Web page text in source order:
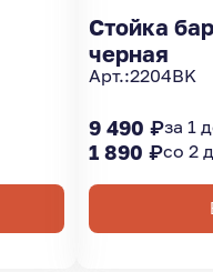
Стойка
черная
Арт.:2204BK
9 490 ₽за 1
1 890 ₽со 2